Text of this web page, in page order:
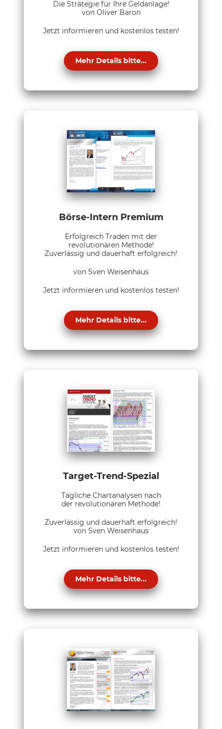
Die Strategie für Ihre Geldanlage!
von Oliver Baron
Jetzt informieren und kostenlos testen!
Mehr Details bitte...
Börse-Intern Premium
Erfolgreich Traden mit der
revolutionären Methode!
Zuverlässig und dauerhaft erfolgreich!
von Sven Weisenhaus
Jetzt informieren und kostenlos testen!
Mehr Details bitte...
Target-Trend-Spezial
Tägliche Chartanalysen nach
der revolutionären Methode!
Zuverlässig und dauerhaft erfolgreich!
von Sven Weisenhaus
Jetzt informieren und kostenlos testen!
Mehr Details bitte...